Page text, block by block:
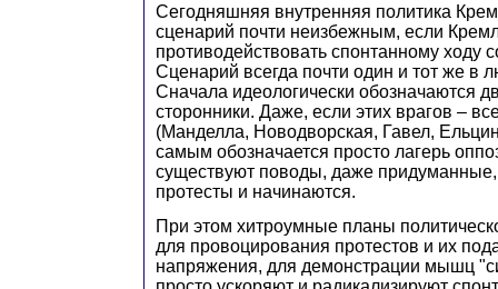
Сегодняшняя внутренняя политика
сценарий почти неизбежным, если
противодействовать спонтанному ходу
Сценарий всегда почти один и тот же в
Сначала идеологически обозначаются
сторонники. Даже, если этих врагов –
(Манделла, Новодворская, Гавел,
самым обозначается просто лагерь
существуют поводы, даже придуманные,
протесты и начинаются.
При этом хитроумные планы
для провоцирования протестов и их
напряжения, для демонстрации мышц